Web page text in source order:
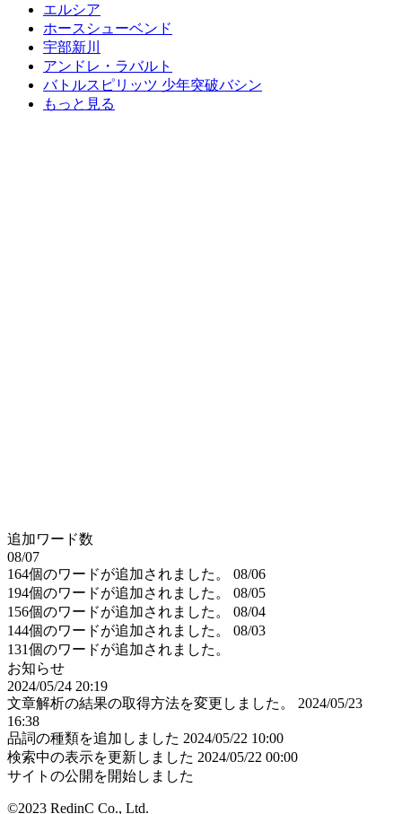
エルシア
ホースシューベンド
宇部新川
アンドレ・ラバルト
バトルスピリッツ 少年突破バシン
もっと見る
追加ワード数
08/07
164個のワードが追加されました。
08/06
194個のワードが追加されました。
08/05
156個のワードが追加されました。
08/04
144個のワードが追加されました。
08/03
131個のワードが追加されました。
お知らせ
2024/05/24 20:19
文章解析の結果の取得方法を変更しました。
2024/05/23
16:38
品詞の種類を追加しました 2024/05/22 10:00
検索中の表示を更新しました 2024/05/22 00:00
サイトの公開を開始しました
©2023 RedinC Co., Ltd.